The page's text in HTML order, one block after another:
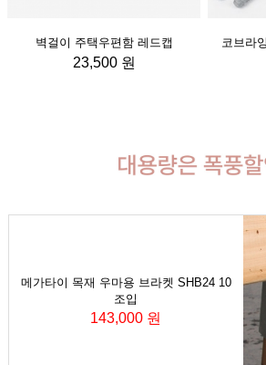
벽걸이 주택우편함 레드캡
23,500 원
코브라
메가타이 목재 우마용 브라켓 SHB24 10
조입
143,000 원